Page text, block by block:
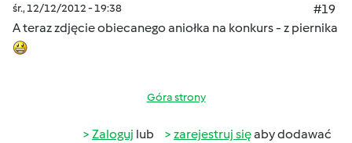
śr., 12/12/2012 - 19:38
#19
A teraz zdjęcie obiecanego aniołka na konkurs - z piernika
Góra strony
Zaloguj lub zarejestruj sięaby dodawać